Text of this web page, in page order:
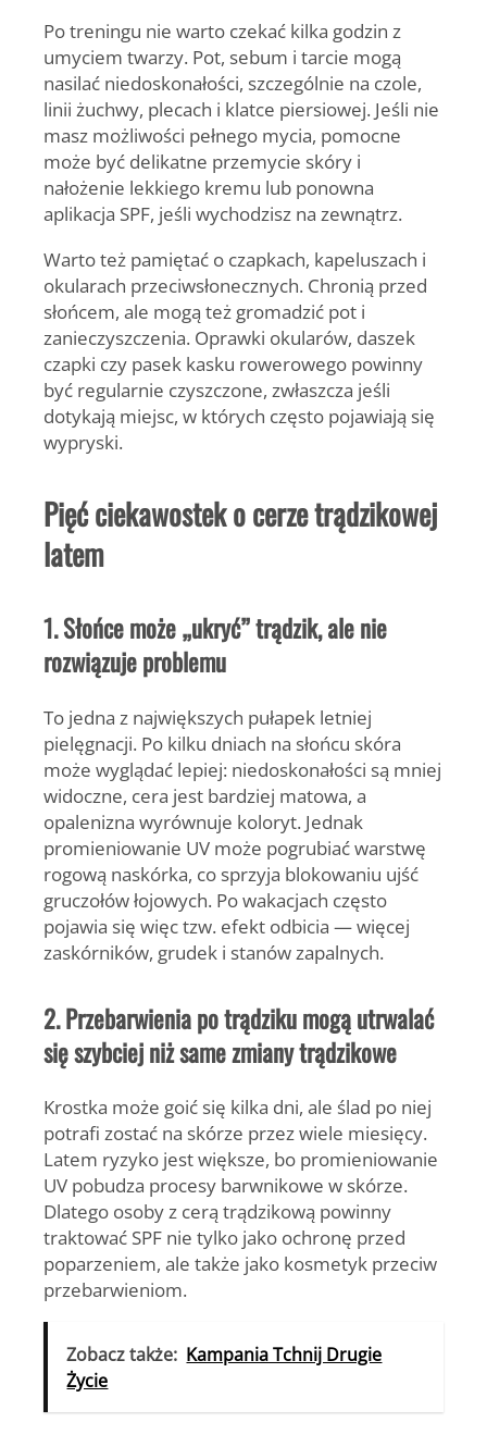
Po treningu nie warto czekać kilka godzin z
umyciem twarzy. Pot, sebum i tarcie mogą
nasilać niedoskonałości, szczególnie na czole,
linii żuchwy, plecach i klatce piersiowej. Jeśli nie
masz możliwości pełnego mycia, pomocne
może być delikatne przemycie skóry i
nałożenie lekkiego kremu lub ponowna
aplikacja SPF, jeśli wychodzisz na zewnątrz.
Warto też pamiętać o czapkach, kapeluszach i
okularach przeciwsłonecznych. Chronią przed
słońcem, ale mogą też gromadzić pot i
zanieczyszczenia. Oprawki okularów, daszek
czapki czy pasek kasku rowerowego powinny
być regularnie czyszczone, zwłaszcza jeśli
dotykają miejsc, w których często pojawiają się
wypryski.
Pięć ciekawostek o cerze trądzikowej
latem
1. Słońce może „ukryć” trądzik, ale nie
rozwiązuje problemu
To jedna z największych pułapek letniej
pielęgnacji. Po kilku dniach na słońcu skóra
może wyglądać lepiej: niedoskonałości są mniej
widoczne, cera jest bardziej matowa, a
opalenizna wyrównuje koloryt. Jednak
promieniowanie UV może pogrubiać warstwę
rogową naskórka, co sprzyja blokowaniu ujść
gruczołów łojowych. Po wakacjach często
pojawia się więc tzw. efekt odbicia — więcej
zaskórników, grudek i stanów zapalnych.
2. Przebarwienia po trądziku mogą utrwalać
się szybciej niż same zmiany trądzikowe
Krostka może goić się kilka dni, ale ślad po niej
potrafi zostać na skórze przez wiele miesięcy.
Latem ryzyko jest większe, bo promieniowanie
UV pobudza procesy barwnikowe w skórze.
Dlatego osoby z cerą trądzikową powinny
traktować SPF nie tylko jako ochronę przed
poparzeniem, ale także jako kosmetyk przeciw
przebarwieniom.
Zobacz także: Kampania Tchnij Drugie
Życie